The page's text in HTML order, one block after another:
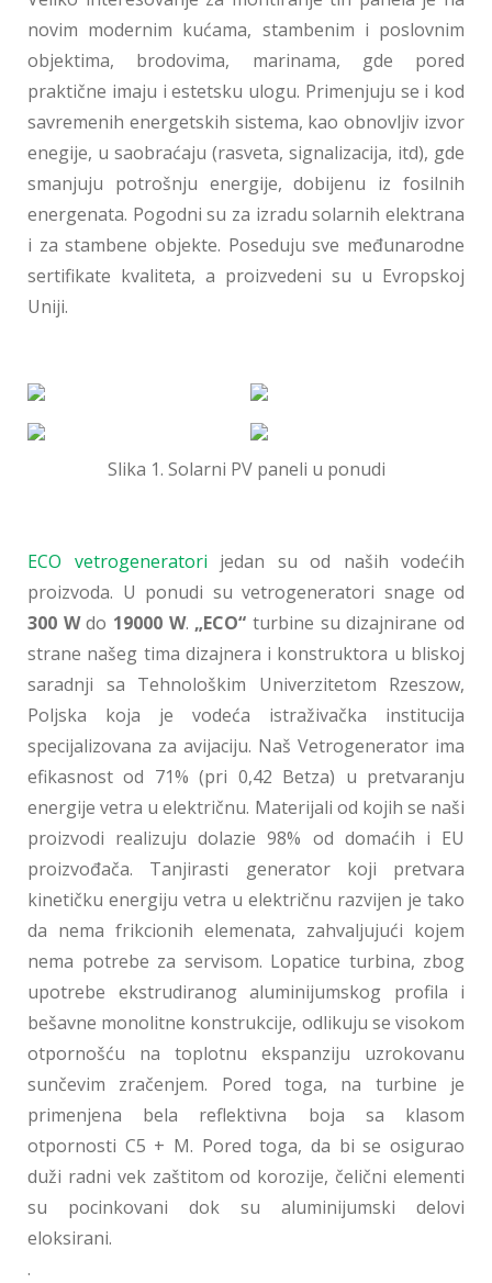
novim modernim kućama, stambenim i poslovnim
objektima, brodovima, marinama, gde pored
praktične imaju i estetsku ulogu. Primenjuju se i kod
savremenih energetskih sistema, kao obnovljiv izvor
enegije, u saobraćaju (rasveta, signalizacija, itd), gde
smanjuju potrošnju energije, dobijenu iz fosilnih
energenata. Pogodni su za izradu solarnih elektrana
i za stambene objekte. Poseduju sve međunarodne
sertifikate kvaliteta, a proizvedeni su u Evropskoj
Uniji.
Slika 1. Solarni PV paneli u ponudi
ECO vetrogeneratori jedan su od naših vodećih
proizvoda. U ponudi su vetrogeneratori snage od
300 Wdo 19000 W. „ECO“ turbine su dizajnirane od
strane našeg tima dizajnera i konstruktora u bliskoj
saradnji sa Tehnološkim Univerzitetom Rzeszow,
Poljska koja je vodeća istraživačka institucija
specijalizovana za avijaciju. Naš Vetrogenerator ima
efikasnost od 71% (pri 0,42 Betza) u pretvaranju
energije vetra u električnu. Materijali od kojih se naši
proizvodi realizuju dolazie 98% od domaćih i EU
proizvođača. Tanjirasti generator koji pretvara
kinetičku energiju vetra u električnu razvijen je tako
da nema frikcionih elemenata, zahvaljujući kojem
nema potrebe za servisom. Lopatice turbina, zbog
upotrebe ekstrudiranog aluminijumskog profila i
bešavne monolitne konstrukcije, odlikuju se visokom
otpornošću na toplotnu ekspanziju uzrokovanu
sunčevim zračenjem. Pored toga, na turbine je
primenjena bela reflektivna boja sa klasom
otpornosti C5 + M. Pored toga, da bi se osigurao
duži radni vek zaštitom od korozije, čelični elementi
su pocinkovani dok su aluminijumski delovi
eloksirani.
.